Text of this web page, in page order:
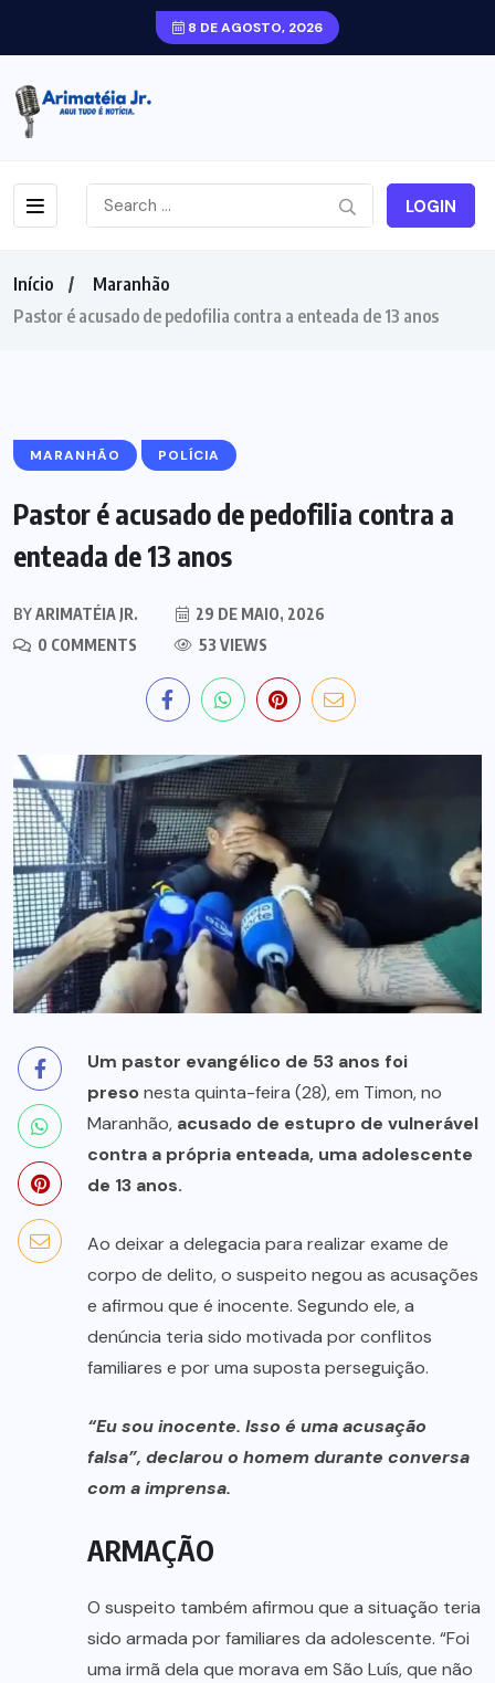
8 DE AGOSTO, 2026
LOGIN
Início
Maranhão
Pastor é acusado de pedofilia contra a enteada de 13 anos
MARANHÃO POLÍCIA
Pastor é acusado de pedofilia contra a
enteada de 13 anos
BYARIMATÉIA JR.
29 DE MAIO, 2026
0 COMMENTS
53 VIEWS
Um pastor evangélico de 53 anos foi
presonesta quinta-feira (28), em Timon, no
Maranhão, acusado de estupro de vulnerável
contra a própria enteada, uma adolescente
de 13 anos.
Ao deixar a delegacia para realizar exame de
corpo de delito, o suspeito negou as acusações
e afirmou que é inocente. Segundo ele, a
denúncia teria sido motivada por conflitos
familiares e por uma suposta perseguição.
“Eu sou inocente. Isso é uma acusação
falsa”, declarou o homem durante conversa
com a imprensa.
ARMAÇÃO
O suspeito também afirmou que a situação teria
sido armada por familiares da adolescente. “Foi
uma irmã dela que morava em São Luís, que não